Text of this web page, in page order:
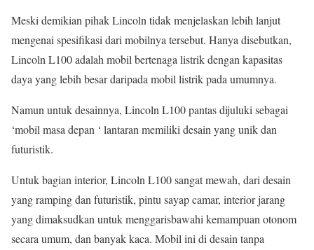
Meski demikian pihak Lincoln tidak menjelaskan lebih lanjut
mengenai spesifikasi dari mobilnya tersebut. Hanya disebutkan,
Lincoln L100 adalah mobil bertenaga listrik dengan kapasitas
daya yang lebih besar daripada mobil listrik pada umumnya.
Namun untuk desainnya, Lincoln L100 pantas dijuluki sebagai
‘mobil masa depan ‘ lantaran memiliki desain yang unik dan
futuristik.
Untuk bagian interior, Lincoln L100 sangat mewah, dari desain
yang ramping dan futuristik, pintu sayap camar, interior jarang
yang dimaksudkan untuk menggarisbawahi kemampuan otonom
secara umum, dan banyak kaca. Mobil ini di desain tanpa